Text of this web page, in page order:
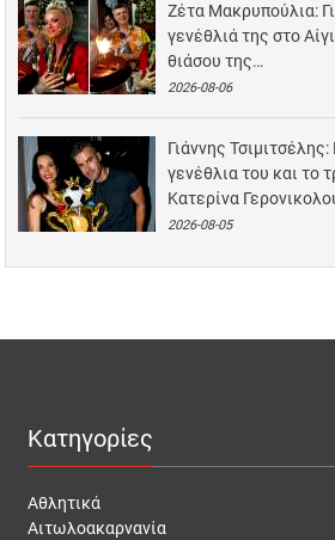
Ζέτα Μακρυπούλια:
γενέθλιά της στο
θιάσου της…
2026-08-06
Γιάννης
γενέθλια του και το
Κατερίνα
2026-08-05
Κατηγορίες
Αθλητικά
Αιτωλοακαρνανία